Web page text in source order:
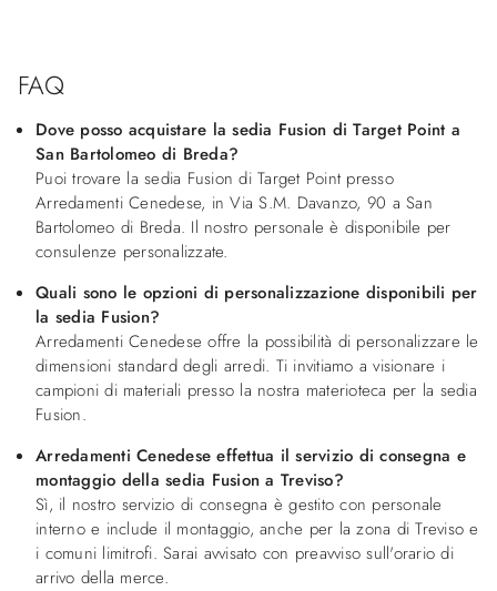
FAQ
Dove posso acquistare la sedia Fusion di Target Point a
San Bartolomeo di Breda?
Puoi trovare la sedia Fusion di Target Point presso
Arredamenti Cenedese, in Via S.M. Davanzo, 90 a San
Bartolomeo di Breda. Il nostro personale è disponibile per
consulenze personalizzate.
Quali sono le opzioni di personalizzazione disponibili per
la sedia Fusion?
Arredamenti Cenedese offre la possibilità di personalizzare le
dimensioni standard degli arredi. Ti invitiamo a visionare i
campioni di materiali presso la nostra materioteca per la sedia
Fusion.
Arredamenti Cenedese effettua il servizio di consegna e
montaggio della sedia Fusion a Treviso?
Sì, il nostro servizio di consegna è gestito con personale
interno e include il montaggio, anche per la zona di Treviso e
i comuni limitrofi. Sarai avvisato con preavviso sull'orario di
arrivo della merce.